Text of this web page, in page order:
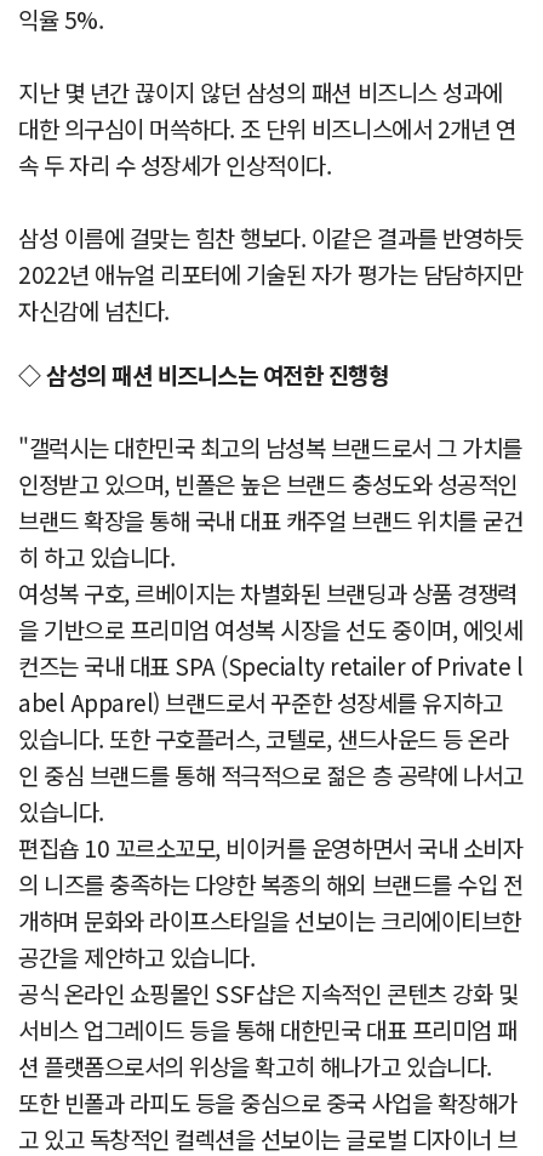
익율 5%.
지난 몇 년간 끊이지 않던 삼성의 패션 비즈니스 성과에
대한 의구심이 머쓱하다. 조 단위 비즈니스에서 2개년 연
속 두 자리 수 성장세가 인상적이다.
삼성 이름에 걸맞는 힘찬 행보다. 이같은 결과를 반영하듯
2022년 애뉴얼 리포터에 기술된 자가 평가는 담담하지만
자신감에 넘친다.
◇ 삼성의 패션 비즈니스는 여전한 진행형
"갤럭시는 대한민국 최고의 남성복 브랜드로서 그 가치를
인정받고 있으며, 빈폴은 높은 브랜드 충성도와 성공적인
브랜드 확장을 통해 국내 대표 캐주얼 브랜드 위치를 굳건
히 하고 있습니다.
여성복 구호, 르베이지는 차별화된 브랜딩과 상품 경쟁력
을 기반으로 프리미엄 여성복 시장을 선도 중이며, 에잇세
컨즈는 국내 대표 SPA (Specialty retailer of Private l
abel Apparel) 브랜드로서 꾸준한 성장세를 유지하고
있습니다. 또한 구호플러스, 코텔로, 샌드사운드 등 온라
인 중심 브랜드를 통해 적극적으로 젊은 층 공략에 나서고
있습니다.
편집숍 10 꼬르소꼬모, 비이커를 운영하면서 국내 소비자
의 니즈를 충족하는 다양한 복종의 해외 브랜드를 수입 전
개하며 문화와 라이프스타일을 선보이는 크리에이티브한
공간을 제안하고 있습니다.
공식 온라인 쇼핑몰인 SSF샵은 지속적인 콘텐츠 강화 및
서비스 업그레이드 등을 통해 대한민국 대표 프리미엄 패
션 플랫폼으로서의 위상을 확고히 해나가고 있습니다.
또한 빈폴과 라피도 등을 중심으로 중국 사업을 확장해가
고 있고 독창적인 컬렉션을 선보이는 글로벌 디자이너 브